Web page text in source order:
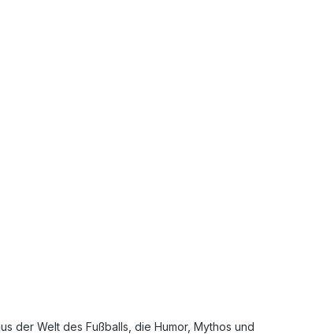
der Welt des Fußballs, die Humor, Mythos und